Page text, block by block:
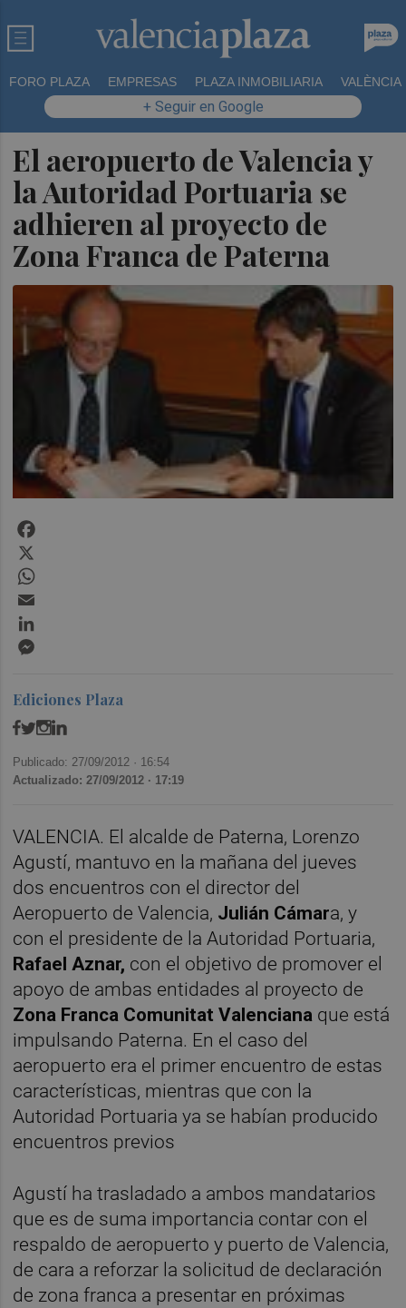
FORO PLAZA EMPRESAS PLAZA INMOBILIARIA VALÈNCIA
+ Seguir en Google
El aeropuerto de Valencia y
la Autoridad Portuaria se
adhieren al proyecto de
Zona Franca de Paterna
Ediciones Plaza
Publicado: 27/09/2012 · 16:54
Actualizado: 27/09/2012 · 17:19
VALENCIA. El alcalde de Paterna, Lorenzo
Agustí, mantuvo en la mañana del jueves
dos encuentros con el director del
Aeropuerto de Valencia, Julián Cámara, y
con el presidente de la Autoridad Portuaria,
Rafael Aznar, con el objetivo de promover el
apoyo de ambas entidades al proyecto de
Zona Franca Comunitat Valenciana que está
impulsando Paterna. En el caso del
aeropuerto era el primer encuentro de estas
características, mientras que con la
Autoridad Portuaria ya se habían producido
encuentros previos
Agustí ha trasladado a ambos mandatarios
que es de suma importancia contar con el
respaldo de aeropuerto y puerto de Valencia,
de cara a reforzar la solicitud de declaración
de zona franca a presentar en próximas